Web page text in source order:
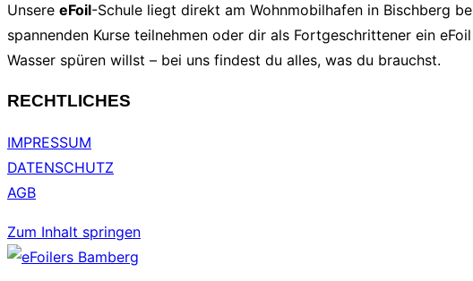
Unsere eFoil-Schule liegt direkt am Wohnmobilhafen in Bischberg
spannenden Kurse teilnehmen oder dir als Fortgeschrittener ein
Wasser spüren willst – bei uns findest du alles, was du brauchst.
RECHTLICHES
IMPRESSUM
DATENSCHUTZ
AGB
Zum Inhalt springen